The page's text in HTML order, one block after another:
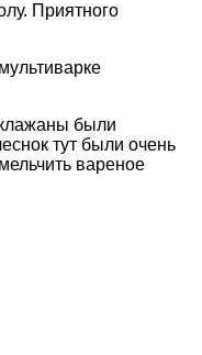
Приятного
были
тут были очень
вареное